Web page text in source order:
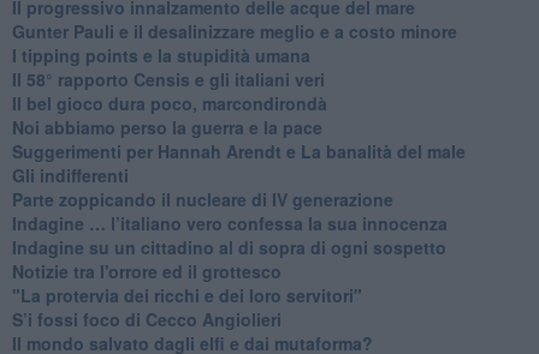
​Il progressivo innalzamento delle acque del mare
​Gunter Pauli e il desalinizzare meglio e a costo minore
I tipping points e la stupidità umana
​Il 58° rapporto Censis e gli italiani veri
​Il bel gioco dura poco, marcondirondà
Noi abbiamo perso la guerra e la pace
Suggerimenti per Hannah Arendt e La banalità del male
​Gli indifferenti
Parte zoppicando il nucleare di IV generazione
​Indagine … l’italiano vero confessa la sua innocenza
Indagine su un cittadino al di sopra di ogni sospetto
Notizie tra l'orrore ed il grottesco
"La protervia dei ricchi e dei loro servitori"
S’i fossi foco di Cecco Angiolieri
​Il mondo salvato dagli elfi e dai mutaforma?